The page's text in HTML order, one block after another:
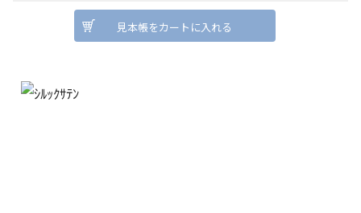
見本帳をカートに入れる